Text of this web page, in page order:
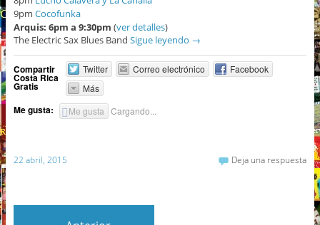
9pm Cocofunka
Arquis: 6pm a 9:30pm (ver detalles)
The Electric Sax Blues Band Sigue leyendo →
Compartir
Costa Rica
Gratis
Twitter Correo electrónico
Facebook
Más
Me gusta: Me gusta Cargando...
22 abril, 2015 Deja una respuesta